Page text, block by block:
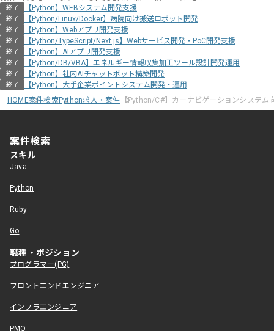
終了 【Python】WEBシステム開発支援
終了 【Python/Linux/Docker】病院向け搬送ロボット開発
終了 【Python】Webアプリ開発支援
終了 【Python/TypeScript/Next.js】Webサービス開発・PoC開発支援
終了 【Python】AIアプリ開発支援
終了 【Python/DB/VBA】エネルギー情報収集加工ツール設計開発運用
終了 【Python】社内AIチャットボット構築開発
終了
【Python】大手企業ポイントシステム開発・運用
HOME案件検索Python求人・案件 【Python/C#】カーナビゲーションシステム
案件検索
スキル
Java
Python
Ruby
Go
職種・ポジション
プログラマー(PG)
フロントエンドエンジニア
インフラエンジニア
PMO